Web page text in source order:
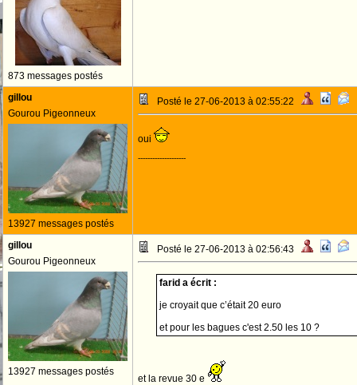
873 messages postés
gillou
Gourou Pigeonneux
13927 messages postés
Posté le 27-06-2013 à 02:55:22
oui
--------------------
gillou
Gourou Pigeonneux
13927 messages postés
Posté le 27-06-2013 à 02:56:43
farid a écrit :
je croyait que c’était 20 euro
et pour les bagues c'est 2.50 les 10 ?
et la revue 30 e